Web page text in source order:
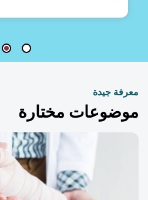
جيدة
مختارة